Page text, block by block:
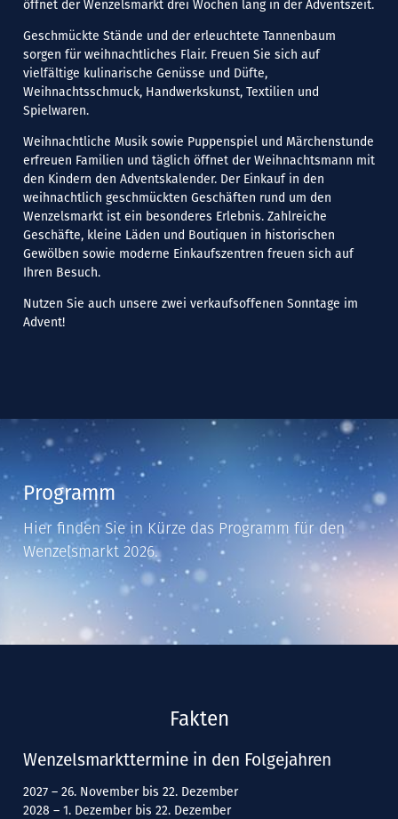
öffnet der Wenzelsmarkt drei Wochen lang in der Adventszeit.
Geschmückte Stände und der erleuchtete Tannenbaum
sorgen für weihnachtliches Flair. Freuen Sie sich auf
vielfältige kulinarische Genüsse und Düfte,
Weihnachtsschmuck, Handwerkskunst, Textilien und
Spielwaren.
Weihnachtliche Musik sowie Puppenspiel und Märchenstunde
erfreuen Familien und täglich öffnet der Weihnachtsmann mit
den Kindern den Adventskalender. Der Einkauf in den
weihnachtlich geschmückten Geschäften rund um den
Wenzelsmarkt ist ein besonderes Erlebnis. Zahlreiche
Geschäfte, kleine Läden und Boutiquen in historischen
Gewölben sowie moderne Einkaufszentren freuen sich auf
Ihren Besuch.
Nutzen Sie auch unsere zwei verkaufsoffenen Sonntage im
Advent!
Programm
Hier finden Sie in Kürze das Programm für den
Wenzelsmarkt 2026.
Fakten
Wenzelsmarkttermine in den Folgejahren
2027 – 26. November bis 22. Dezember
2028 – 1. Dezember bis 22. Dezember